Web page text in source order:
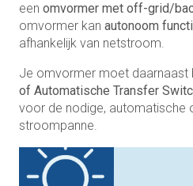
een omvormer met off-grid/
omvormer kan autonoom
afhankelijk van netstroom.
Je omvormer moet daarnaast
of Automatische Transfer
voor de nodige, automatische
stroompanne.